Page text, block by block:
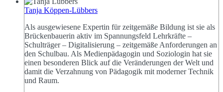
Tanja Köppen-Lübbers
Als ausgewiesene Expertin für zeitgemäße Bildung ist sie als
Brückenbauerin aktiv im Spannungsfeld Lehrkräfte –
Schulträger – Digitalisierung – zeitgemäße Anforderungen an
den Schulbau. Als Medienpädagogin und Soziologin hat sie
einen besonderen Blick auf die Veränderungen der Welt und
damit die Verzahnung von Pädagogik mit moderner Technik
und Raum.